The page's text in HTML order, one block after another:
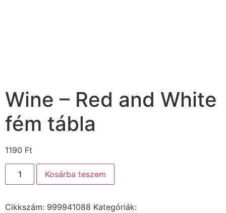
Wine – Red and White
fém tábla
1190 Ft
Kosárba teszem
Cikkszám: 999941088 Kategóriák: